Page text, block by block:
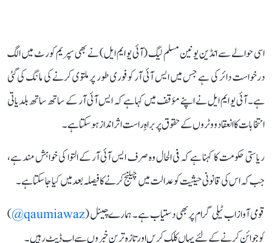
اسی حوالے سے انڈین یونین مسلم لیگ (آئی یو ایم ایل) نے بھی سپریم کورٹ میں الگ
درخواست دائر کی ہے جس میں ایس آئی آر کو فوری طور پر ملتوی کرنے کی مانگ کی گئی
ہے۔ آئی یو ایم ایل نے اپنے مؤقف میں کہا ہے کہ ایس آئی آر کے ساتھ ساتھ بلدیاتی
انتخابات کا انعقاد ووٹروں کے حقوق پر براہِ راست اثر انداز ہوسکتا ہے۔
ریاستی حکومت کا کہنا ہے کہ فی الحال وہ صرف ایس آئی آر کے التوا کی خواہش مند ہے،
جب کہ اس کی قانونی حیثیت کو عدالت میں چیلنج کرنے کا فیصلہ بعد میں کیا جاسکتا ہے۔
قومی آواز اب ٹیلی گرام پر بھی دستیاب ہے۔ ہمارے چینل (qaumiawaz@
)
کو جوائن کرنے کے لئے یہاں کلک کریں اور تازہ ترین خبروں سے اپ ڈیٹ رہیں۔